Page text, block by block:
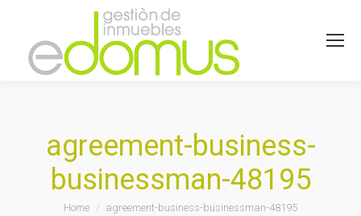
agreement-business-
businessman-48195
You are here:
Home agreement-business-businessman-48195